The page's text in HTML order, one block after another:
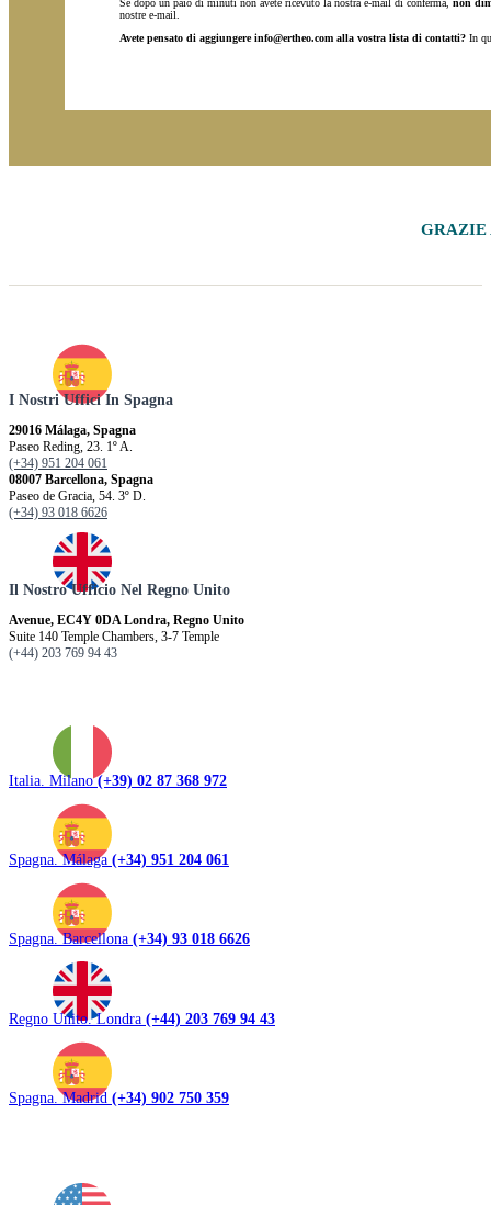
nostre e-mail.
Avete pensato di aggiungere info@ertheo.com alla vostra lista di contatti? In
GRAZIE
I Nostri Uffici In Spagna
29016 Málaga, Spagna
Paseo Reding, 23. 1º A.
(+34) 951 204 061
08007 Barcellona, ​​Spagna
Paseo de Gracia, 54. 3º D.
(+34) 93 018 6626
Il Nostro Ufficio Nel Regno Unito
Avenue, EC4Y 0DA Londra, Regno Unito
Suite 140 Temple Chambers, 3-7 Temple
(+44) 203 769 94 43
Italia. Milano(+39) 02 87 368 972
Spagna. Málaga (+34) 951 204 061
Spagna. Barcellona (+34) 93 018 6626
Regno Unito. Londra (+44) 203 769 94 43
Spagna. Madrid (+34) 902 750 359